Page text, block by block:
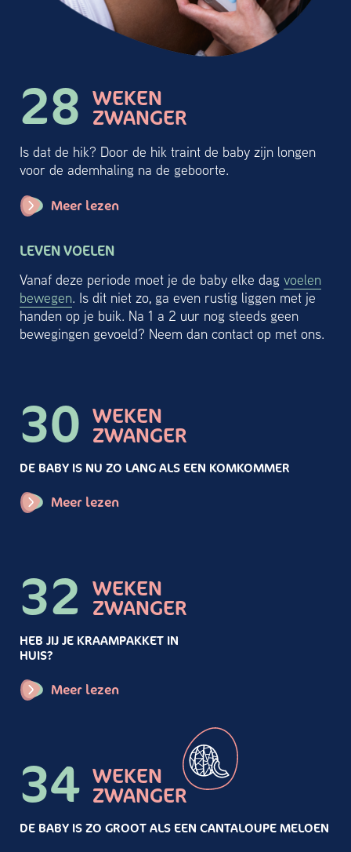
28 WEKEN
ZWANGER
Is dat de hik? Door de hik traint de baby zijn longen
voor de ademhaling na de geboorte.
Meer lezen
LEVEN VOELEN
Vanaf deze periode moet je de baby elke dag voelen
bewegen. Is dit niet zo, ga even rustig liggen met je
handen op je buik. Na 1 a 2 uur nog steeds geen
bewegingen gevoeld? Neem dan contact op met ons.
30 WEKEN
ZWANGER
DE BABY IS NU ZO LANG ALS EEN KOMKOMMER
Meer lezen
32 WEKEN
ZWANGER
HEB JIJ JE KRAAMPAKKET IN
HUIS?
Meer lezen
34 WEKEN
ZWANGER
DE BABY IS ZO GROOT ALS EEN CANTALOUPE MELOEN